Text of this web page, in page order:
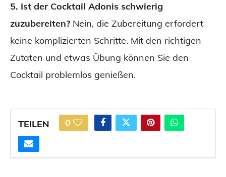
5. Ist der Cocktail Adonis schwierig
zuzubereiten? Nein, die Zubereitung erfordert
keine komplizierten Schritte. Mit den richtigen
Zutaten und etwas Übung können Sie den
Cocktail problemlos genießen.
TEILEN 0